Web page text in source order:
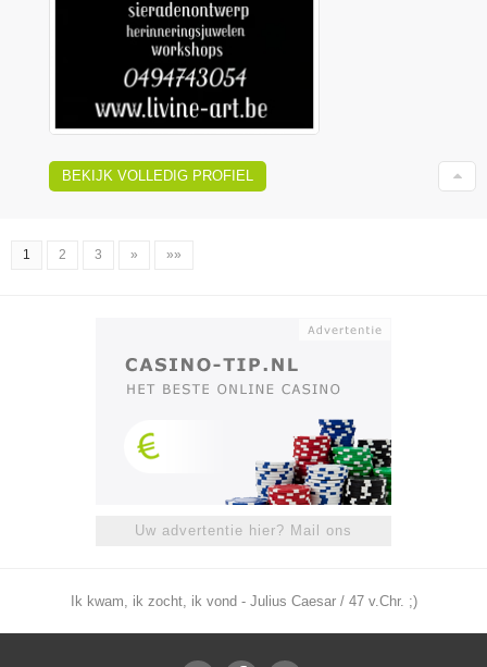
BEKIJK VOLLEDIG PROFIEL
1 2 3 » »»
Uw advertentie hier? Mail ons
Ik kwam, ik zocht, ik vond - Julius Caesar / 47 v.Chr. ;)